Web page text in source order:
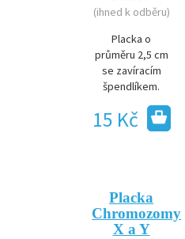
(ihned k odběru)
Placka o
průměru 2,5 cm
se zavíracím
špendlíkem.
15 Kč
Placka
Chromozomy
X a Y